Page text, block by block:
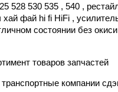
528 530 535 , 540 ,
фай hi fi HiFi ,
состоянии без
товаров запчастей
компании